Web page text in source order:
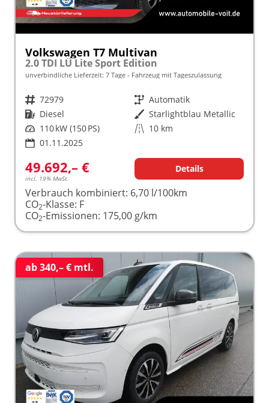
Volkswagen T7 Multivan
2.0 TDI LÜ Lite Sport Edition
unverbindliche Lieferzeit: 7 Tage Fahrzeug mit Tageszulassung
Fahrzeugnr. 72979 Getriebe Automatik
Kraftstoff Diesel Außenfarbe Starlightblau Metallic
Leistung 110 kW (150 PS) Kilometerstand 10 km
01.11.2025
49.692,– €
incl. 19% MwSt.
Details
Verbrauch kombiniert: 6,70 l/100km
CO2-Klasse: F
CO2-Emissionen: 175,00 g/km
ab 340,– € mtl.